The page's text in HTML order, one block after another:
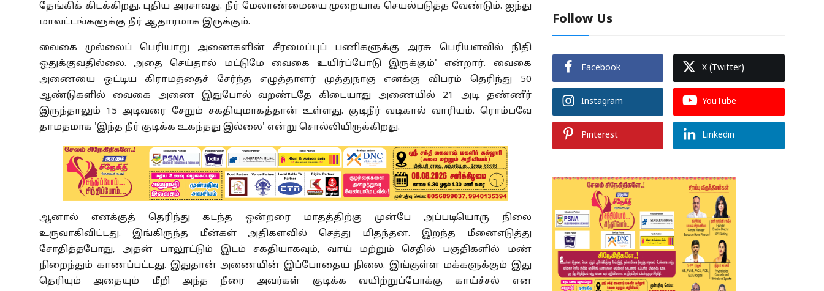
தேங்கிக் கிடக்கிறது. புதிய அரசாவது. நீர் மேலாண்மையை முறையாக செயல்படுத்த வேண்டும். ஐந்து
மாவட்டங்களுக்கு நீர் ஆதாரமாக இருக்கும்.
வைகை முல்லைப் பெரியாறு அணைகளின் சீரமைப்புப் பணிகளுக்கு அரசு பெரியளவில் நிதி
ஒதுக்குவதில்லை. அதை செய்தால் மட்டுமே வைகை உயிர்ப்போடு இருக்கும்' என்றார். வைகை
அணையை ஒட்டிய கிராமத்தைச் சேர்ந்த எழுத்தாளர் முத்துநாகு எனக்கு விபரம் தெரிந்து 50
ஆண்டுகளில் வைகை அணை இதுபோல் வறண்டதே கிடையாது அணையில் 21 அடி தண்ணீர்
இருந்தாலும் 15 அடிவரை சேறும் சகதியுமாகத்தான் உள்ளது. குடிநீர் வடிகால் வாரியம். ரொம்பவே
தாமதமாக 'இந்த நீர் குடிக்க உகந்தது இல்லை' என்று சொல்லியிருக்கிறது.
ஆனால் எனக்குத் தெரிந்து கடந்த ஒன்றரை மாதத்திற்கு முன்பே அப்படியொரு நிலை
உருவாகிவிட்டது. இங்கிருந்த மீன்கள் அதிகளவில் செத்து மிதந்தன. இறந்த மீனைஎடுத்து
சோதித்தபோது, அதன் பாலூட்டும் இடம் சகதியாகவும், வாய் மற்றும் செதில் பகுதிகளில் மண்
நிறைந்தும் காணப்பட்டது. இதுதான் அணையின் இப்போதைய நிலை. இங்குள்ள மக்களுக்கும் இது
தெரியும் அதையும் மீறி அந்த நீரை அவர்கள் குடிக்க வயிற்றுப்போக்கு காய்ச்சல் என
Follow Us
Facebook X (Twitter)
Instagram YouTube
Pinterest Linkedin